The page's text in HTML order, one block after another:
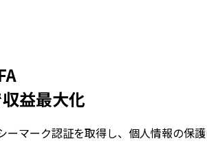
益最大化
ーマーク認証を取得し、個人情報の保